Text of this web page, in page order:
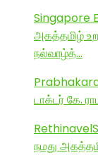
Singapore
அகத்தமிழ்
நல்வாழ்த்…
டாக்டர் கே.
நமது